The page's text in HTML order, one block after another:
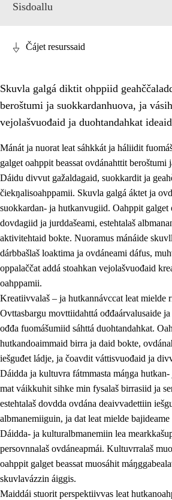
Sisdoallu
1. Oahpahusa árvovuođđu
1.1 Olmmošárvu
1.2 Identitehta ja kultuvrralaš
1.3 Kritihkalaš jurddašeapmi ja
1.4 Hutkanillu, beroštupmi ja
1.5
1.6 Demokratiija ja
Čájet resurssaid
Skuvla galgá diktit ohppiid
beroštumi ja suokkardanhuova, ja
vejolašvuođaid ja duohtandahkat
Mánát ja nuorat leat sáhkkát ja háliidit
galget oahppit beassat ovdánahttit beroštumi
Dáidu divvut gažaldagaid, suokkardit ja
čiekŋalisoahppamii. Skuvla galgá áktet ja
suokkardan- ja hutkanvugiid. Oahppit galget
dovdagiid ja jurddašeami, estehtalaš
aktivitehtaid bokte. Nuoramus mánáide
dárbbašlaš loaktima ja ovdáneami dáfus,
oppalaččat addá stoahkan vejolašvuođaid
oahppamii.
Kreatiivvalaš – ja hutkannávccat leat mielde
Ovttasbargu movttiidahttá ođđaárvalusaide
ođđa fuomášumiid sáhttá duohtandahkat.
hutkandoaimmaid birra ja daid bokte,
iešguđet ládje, ja čoavdit váttisvuođaid ja
Dáidda ja kultuvra fátmmasta máŋga
mat váikkuhit sihke min fysalaš birrasiid ja
estehtalaš dovdda ovdána deaivvadettiin
albmanemiiguin, ja dat leat mielde
Dáidda- ja kulturalbmanemiin lea
persovnnalaš ovdáneapmái. Kultuvrralaš
oahppit galget beassat muosáhit
skuvlavázzin áiggis.
Maiddái stuorit perspektiivvas leat